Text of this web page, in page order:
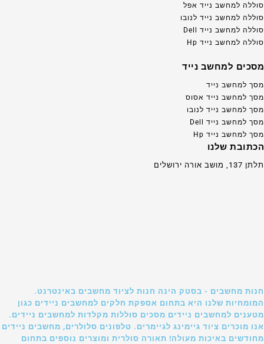
סוללה למחשב נייד אפל
סוללה למחשב נייד לנובו
סוללה למחשב נייד Dell
סוללה למחשב נייד Hp
מסכים למחשב נייד
מסך למחשב נייד
מסך למחשב נייד אסוס
מסך למחשב נייד לנובו
מסך למחשב נייד Dell
מסך למחשב נייד Hp
הכתובת שלנו
תלתן 137, מושב אורה ירושלים
חנות מחשבים - בסטק הינה חנות לציוד מחשבים באינטרנט.
המומחיות שלנו היא בתחום אספקת חלקים למחשבים ניידים כגון
מטענים למחשבים ניידים מסכים סוללות מקלדות למחשבים ניידים.
אנו מוכרים ציוד גיימינג לגיימרים. טלפונים סלולרים, מחשבים ניידים
מחודשים באיכות מעולה! תאורה סולרית ומוצרים נוספים בתחום